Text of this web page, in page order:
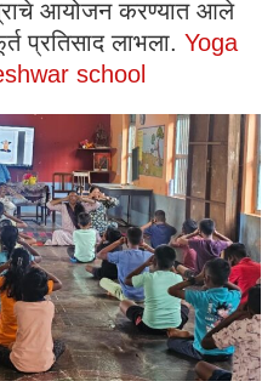
आयोजन करण्यात आले
प्रतिसाद लाभला. Yoga
school